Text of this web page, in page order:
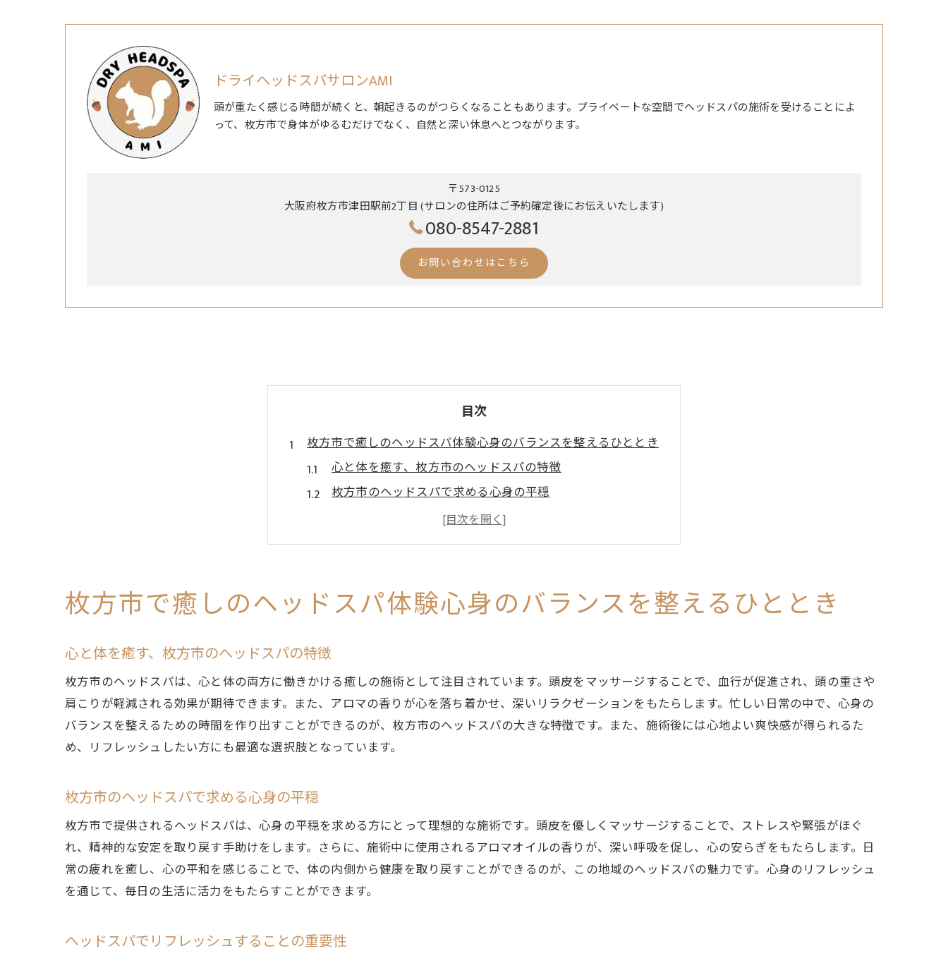
ドライヘッドスパサロンAMI
頭が重たく感じる時間が続くと、朝起きるのがつらくなることもあります。プライベートな空間でヘッドスパの施術を受けることによ
って、枚方市で身体がゆるむだけでなく、自然と深い休息へとつながります。
〒573-0125
大阪府枚方市津田駅前2丁目 (サロンの住所はご予約確定後にお伝えいたします)
080-8547-2881
お問い合わせはこちら
目次
枚方市で癒しのヘッドスパ体験心身のバランスを整えるひととき
心と体を癒す、枚方市のヘッドスパの特徴
枚方市のヘッドスパで求める心身の平穏
ヘッドスパでリフレッシュすることの重要性
枚方市のヘッドスパで得られる心の安らぎ
体験者が語る、枚方市のヘッドスパの魅力
頭皮を優しくマッサージするヘッドスパで日常のストレスを解消
ヘッドスパがもたらす心地よいリラクゼーション
日常生活におけるヘッドスパの活用法
枚方市のヘッドスパで感じる深い癒し
心を落ち着かせる香りの選び方
アロマとヘッドスパの組み合わせの利点
香りでリラックスするためのヒント
肩こりや頭の重さを解消するヘッドスパ心からのリフレッシュ
枚方市で癒しのヘッドスパ体験心身のバランスを整えるひととき
心と体を癒す、枚方市のヘッドスパの特徴
枚方市のヘッドスパは、心と体の両方に働きかける癒しの施術として注目されています。頭皮をマッサージすることで、血行が促進され、頭の重さや
肩こりが軽減される効果が期待できます。また、アロマの香りが心を落ち着かせ、深いリラクゼーションをもたらします。忙しい日常の中で、心身の
バランスを整えるための時間を作り出すことができるのが、枚方市のヘッドスパの大きな特徴です。また、施術後には心地よい爽快感が得られるた
め、リフレッシュしたい方にも最適な選択肢となっています。
枚方市のヘッドスパで求める心身の平穏
枚方市で提供されるヘッドスパは、心身の平穏を求める方にとって理想的な施術です。頭皮を優しくマッサージすることで、ストレスや緊張がほぐ
れ、精神的な安定を取り戻す手助けをします。さらに、施術中に使用されるアロマオイルの香りが、深い呼吸を促し、心の安らぎをもたらします。日
常の疲れを癒し、心の平和を感じることで、体の内側から健康を取り戻すことができるのが、この地域のヘッドスパの魅力です。心身のリフレッシュ
を通じて、毎日の生活に活力をもたらすことができます。
ヘッドスパでリフレッシュすることの重要性